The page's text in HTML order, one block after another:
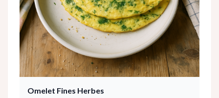
Omelet Fines Herbes